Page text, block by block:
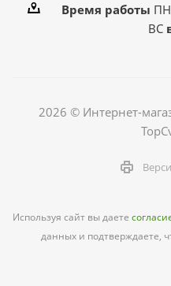
Время работы
ВС
2026 © Интернет-
Используя сайт вы даете
данных и подтверждаете,